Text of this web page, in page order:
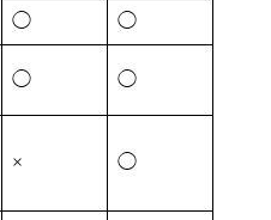
◯ ◯
◯ ◯
× ◯